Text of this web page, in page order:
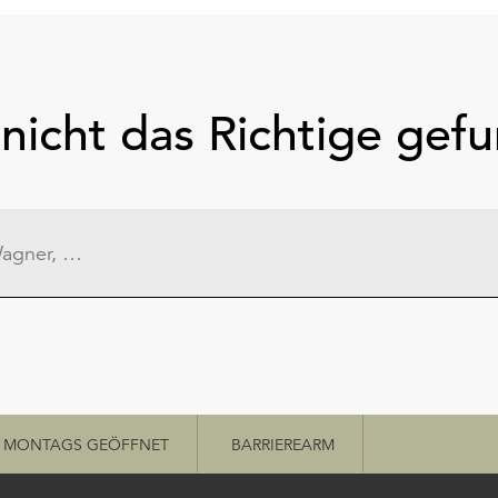
das Richtige
MONTAGS GEÖFFNET BARRIEREARM